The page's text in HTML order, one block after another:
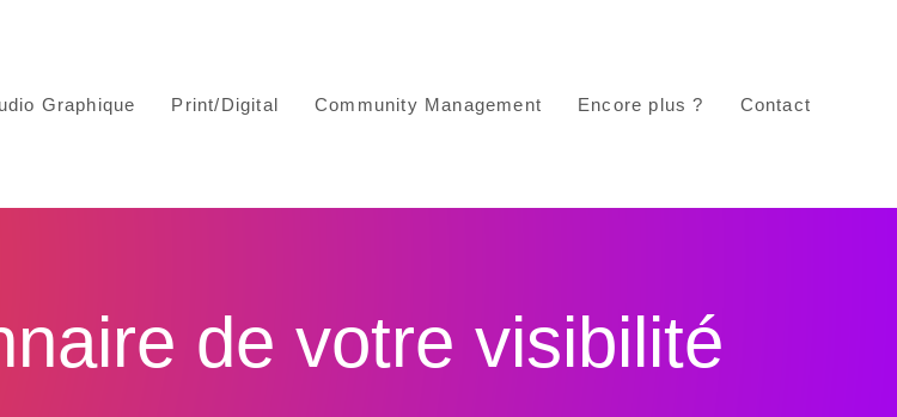
Graphique Print/Digital Community Management Encore plus ? Contact
de votre visibilité​